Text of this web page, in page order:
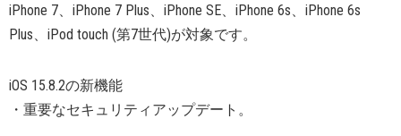
iPhone 7、iPhone 7 Plus、iPhone SE、iPhone 6s、iPhone 6s
Plus、iPod touch (第7世代)が対象です。
iOS 15.8.2の新機能
・重要なセキュリティアップデート。